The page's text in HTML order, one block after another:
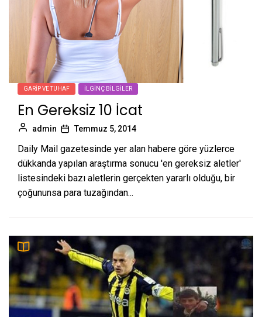
GARIP VE TUHAF İLGINÇ BILGILER
En Gereksiz 10 İcat
admin Temmuz 5, 2014
Daily Mail gazetesinde yer alan habere göre yüzlerce
dükkanda yapılan araştırma sonucu 'en gereksiz aletler'
listesindeki bazı aletlerin gerçekten yararlı olduğu, bir
çoğununsa para tuzağından...